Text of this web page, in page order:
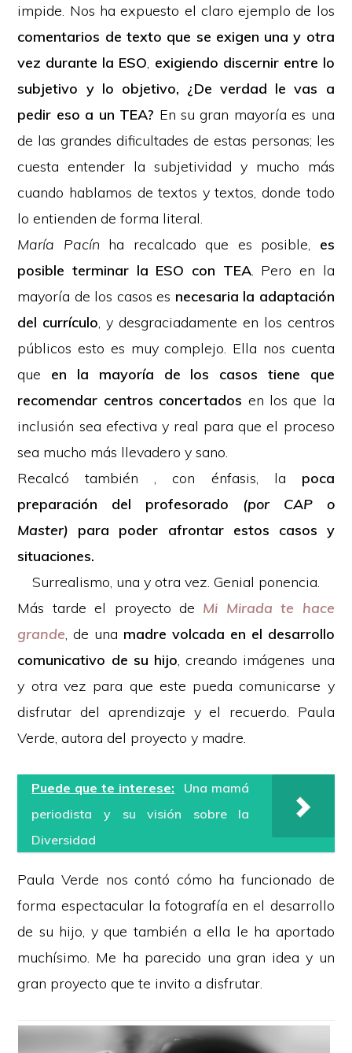
impide. Nos ha expuesto el claro ejemplo de los
comentarios de texto que se exigen una y otra
vez durante la ESO exigiendo discernir entre lo
subjetivo y lo objetivo, ¿De verdad le vas a
pedir eso a un TEA? En su gran mayoría es una
de las grandes dificultades de estas personas; les
cuesta entender la subjetividad y mucho más
cuando hablamos de textos y textos, donde todo
lo entienden de forma literal.
María Pacín ha recalcado que es posible, es
posible terminar la ESO con TEA. Pero en la
mayoría de los casos es necesaria la adaptación
del currículo , y desgraciadamente en los centros
públicos esto es muy complejo. Ella nos cuenta
que en la mayoría de los casos tiene que
recomendar centros concertados en los que la
inclusión sea efectiva y real para que el proceso
sea mucho más llevadero y sano.
Recalcó también , con énfasis, la poca
preparación del profesorado (por CAP o
Master) para poder afrontar estos casos y
situaciones.
Surrealismo, una y otra vez. Genial ponencia.
Más tarde el proyecto de Mi Mirada te hace
grande , de una madre volcada en el desarrollo
comunicativo de su hijo , creando imágenes una
y otra vez para que este pueda comunicarse y
disfrutar del aprendizaje y el recuerdo. Paula
Verde, autora del proyecto y madre.
Puede que te interese:
Una mamá
periodista y su visión sobre la
Diversidad
Paula Verde nos contó cómo ha funcionado de
forma espectacular la fotografía en el desarrollo
de su hijo, y que también a ella le ha aportado
muchísimo. Me ha parecido una gran idea y un
gran proyecto que te invito a disfrutar.